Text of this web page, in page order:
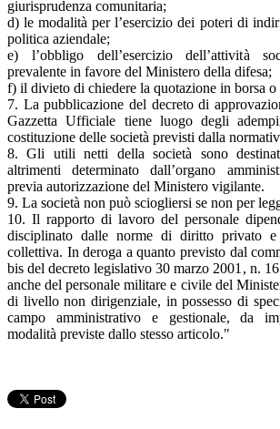
giurisprudenza comunitaria;
d) le modalità per l’esercizio dei poteri di
politica aziendale;
e) l’obbligo dell’esercizio dell’attività
prevalente in favore del Ministero della difesa;
f) il divieto di chiedere la quotazione in borsa o
7. La pubblicazione del decreto di
Gazzetta Ufficiale tiene luogo degli
costituzione delle società previsti dalla
8. Gli utili netti della società sono
altrimenti determinato dall’organo
previa autorizzazione del Ministero vigilante.
9. La società non può sciogliersi se non per
10. Il rapporto di lavoro del personale
disciplinato dalle norme di diritto privato e
collettiva. In deroga a quanto previsto dal
bis del decreto legislativo 30 marzo 2001, n.
anche del personale militare e civile del
di livello non dirigenziale, in possesso di
campo amministrativo e gestionale, da
modalità previste dallo stesso articolo."